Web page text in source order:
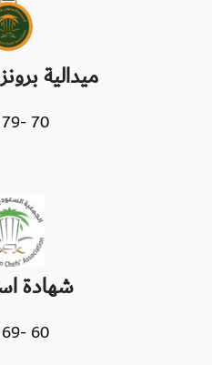
ميدالية
70 -79 نقطة
شهادة
60 -69 نقطة